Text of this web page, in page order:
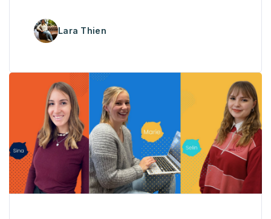
Lara Thien